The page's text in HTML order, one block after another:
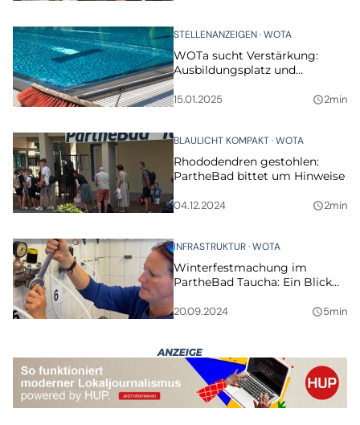
STELLENANZEIGEN WOTA
WOTa sucht Verstärkung:
Ausbildungsplatz und
15.01.2025 query_builder2min
BLAULICHT KOMPAKT WOTA
Rhododendren gestohlen:
PartheBad bittet um Hinweise
04.12.2024 query_builder2min
INFRASTRUKTUR WOTA
Winterfestmachung im
PartheBad Taucha: Ein Blick
20.09.2024 query_builder5min